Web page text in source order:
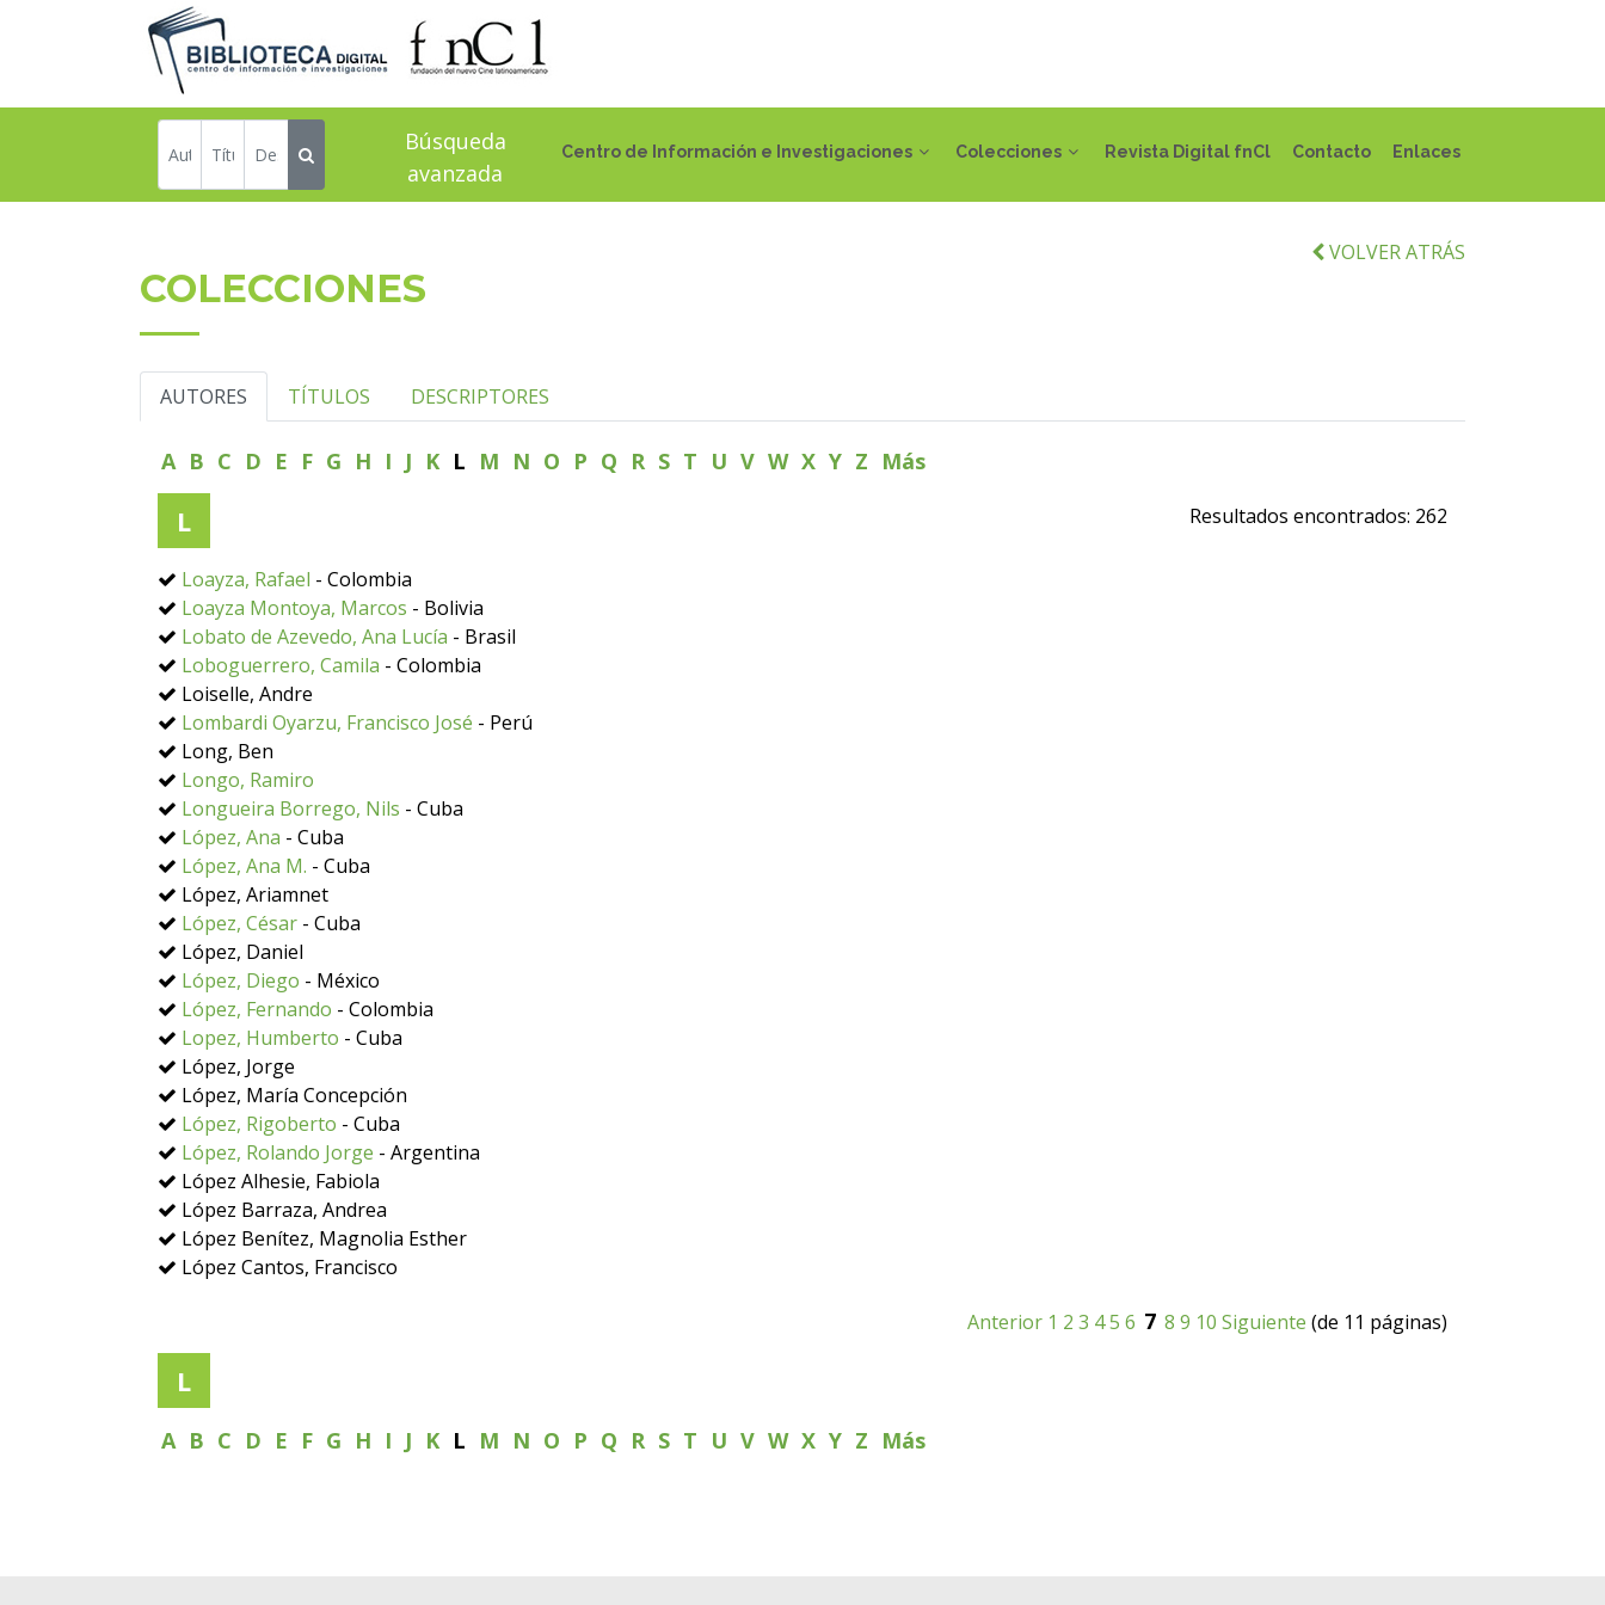
Centro de Información e Investigaciones Colecciones Revista Digital fnCl Contacto Enlaces
Búsqueda
avanzada
VOLVER ATRÁS
COLECCIONES
AUTORES TÍTULOS DESCRIPTORES
A B C D E F G H I J K L M N O P Q R S T U V W X Y Z Más
L Resultados encontrados: 262
Loayza, Rafael - Colombia
Loayza Montoya, Marcos - Bolivia
Lobato de Azevedo, Ana Lucía - Brasil
Loboguerrero, Camila - Colombia
Loiselle, Andre
Lombardi Oyarzu, Francisco José - Perú
Long, Ben
Longo, Ramiro
Longueira Borrego, Nils - Cuba
López, Ana - Cuba
López, Ana M. - Cuba
López, Ariamnet
López, César - Cuba
López, Daniel
López, Diego - México
López, Fernando - Colombia
Lopez, Humberto - Cuba
López, Jorge
López, María Concepción
López, Rigoberto - Cuba
López, Rolando Jorge - Argentina
López Alhesie, Fabiola
López Barraza, Andrea
López Benítez, Magnolia Esther
López Cantos, Francisco
Anterior 1 2 3 45 6 7 8 9 10 Siguiente (de 11 páginas)
L
A B C D E F G H I J K L M N O P Q R S T U V W X Y Z Más